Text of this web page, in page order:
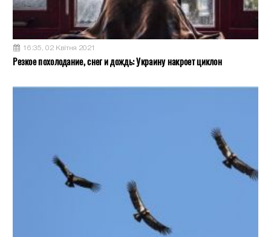
16:35, 02 Квітня 2021
Резкое похолодание, снег и дождь: Украину накроет циклон